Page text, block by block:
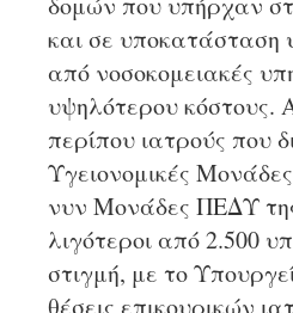
και σε
από νοσοκομειακές
υψηλότερου κόστους.
περίπου ιατρούς που
Υγειονομικές
νυν Μονάδες ΠΕΔΥ
λιγότεροι από 2.500
στιγμή, με το
θέσεις επικουρικών